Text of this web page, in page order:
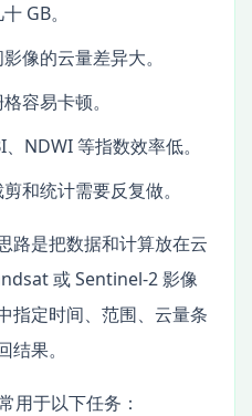
GB。
像的云量差异大。
容易卡顿。
NDWI 等指数效率低。
和统计需要反复做。
路是把数据和计算放在云
或 Sentinel-2 影像
指定时间、范围、云量条
果。
用于以下任务：